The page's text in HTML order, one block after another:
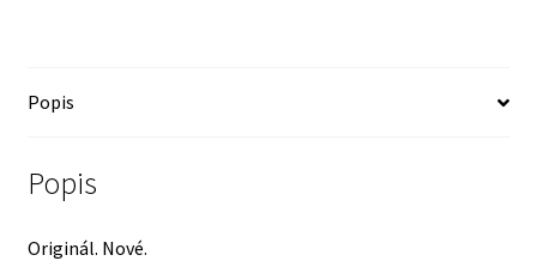
-
množství
Popis
Popis
Originál. Nové.